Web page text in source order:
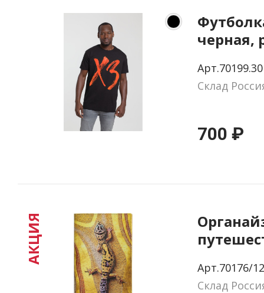
черная,
Склад
700 ₽
Арт.70176/12
Склад
АКЦИЯ